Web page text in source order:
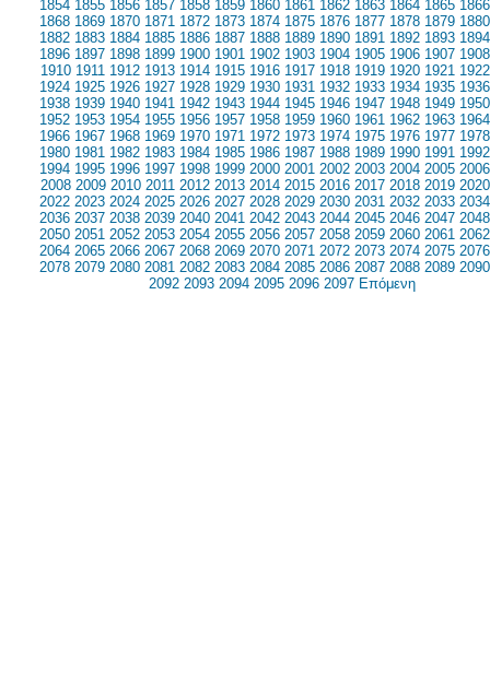
1854 1855 1856 1857 1858 1859 1860 1861 1862 1863 1864 1865 1866
1868 1869 1870 1871 1872 1873 1874 1875 1876 1877 1878 1879 1880
1882 1883 1884 1885 1886 1887 1888 1889 1890 1891 1892 1893 1894
1896 1897 1898 1899 1900 1901 1902 1903 1904 1905 1906 1907 1908
1910 1911 1912 1913 1914 1915 1916 1917 1918 1919 1920 1921 1922
1924 1925 1926 1927 1928 1929 1930 1931 1932 1933 1934 1935 1936
1938 1939 1940 1941 1942 1943 1944 1945 1946 1947 1948 1949 1950
1952 1953 1954 1955 1956 1957 1958 1959 1960 1961 1962 1963 1964
1966 1967 1968 1969 1970 1971 1972 1973 1974 1975 1976 1977 1978
1980 1981 1982 1983 1984 1985 1986 1987 1988 1989 1990 1991 1992
1994 1995 1996 1997 1998 1999 2000 2001 2002 2003 2004 2005 2006
2008 2009 2010 2011 2012 2013 2014 2015 2016 2017 2018 2019 2020
2022 2023 2024 2025 2026 2027 2028 2029 2030 2031 2032 2033 2034
2036 2037 2038 2039 2040 2041 2042 2043 2044 2045 2046 2047 2048
2050 2051 2052 2053 2054 2055 2056 2057 2058 2059 2060 2061 2062
2064 2065 2066 2067 2068 2069 2070 2071 2072 2073 2074 2075 2076
2078 2079 2080 2081 2082 2083 2084 2085 2086 2087 2088 2089 2090
2092 2093 2094 2095 2096 2097 Επόμενη